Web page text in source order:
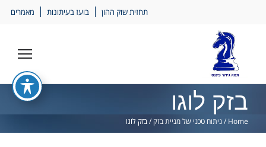
תחזית שוק ההון בועז בעיתונות מאמרים
בזק לוגו
Home
/ניתוח טכני של מניית בזק /בזק לוגו